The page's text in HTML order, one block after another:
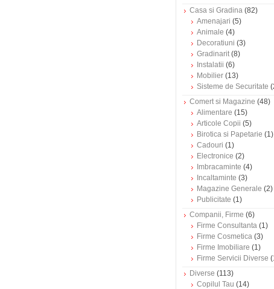
Casa si Gradina (82)
Amenajari (5)
Animale (4)
Decoratiuni (3)
Gradinarit(8)
Instalatii (6)
Mobilier (13)
Sisteme de Securitate
Comert si Magazine (48)
Alimentare (15)
Articole Copii (5)
Birotica si Papetarie (1)
Cadouri (1)
Electronice (2)
Imbracaminte (4)
Incaltaminte (3)
Magazine Generale (2)
Publicitate (1)
Companii, Firme (6)
Firme Consultanta (1)
Firme Cosmetica (3)
Firme Imobiliare (1)
Firme Servicii Diverse
Diverse (113)
Copilul Tau (14)